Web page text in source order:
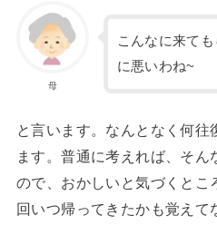
母
こんなに来て
に悪いわね~
と言います。なんとなく何
ます。普通に考えれば、そ
ので、おかしいと気づくとこ
回いつ帰ってきたかも覚えて